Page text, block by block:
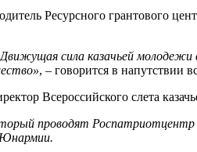
Ресурсного грантового
сила казачьей молодежи
, – говорится в напутствии
Всероссийского слета
проводят
Юнармии.